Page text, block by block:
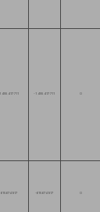
1 455 417 711 -1 455 417 711 0
615 674 917 -615 674 917 0